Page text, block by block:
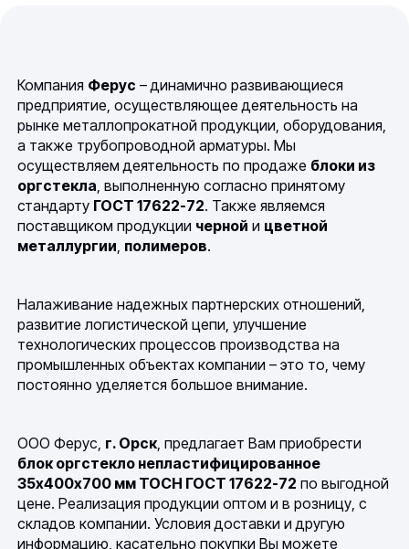
Компания Ферус – динамично развивающиеся
предприятие, осуществляющее деятельность на
рынке металлопрокатной продукции, оборудования,
а также трубопроводной арматуры. Мы
осуществляем деятельность по продаже блоки из
оргстекла, выполненную согласно принятому
стандарту ГОСТ 17622-72. Также являемся
поставщиком продукции черной и цветной
металлургии, полимеров.
Налаживание надежных партнерских отношений,
развитие логистической цепи, улучшение
технологических процессов производства на
промышленных объектах компании – это то, чему
постоянно уделяется большое внимание.
ООО Ферус, г. Орск, предлагает Вам приобрести
блок оргстекло непластифицированное
35х400х700 мм ТОСН ГОСТ 17622-72 по выгодной
цене. Реализация продукции оптом и в розницу, с
складов компании. Условия доставки и другую
информацию, касательно покупки Вы можете